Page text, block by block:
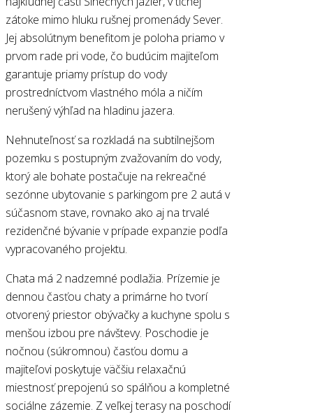
zátoke mimo hluku rušnej promenády Sever.
Jej absolútnym benefitom je poloha priamo v
prvom rade pri vode, čo budúcim majiteľom
garantuje priamy prístup do vody
prostredníctvom vlastného móla a ničím
nerušený výhľad na hladinu jazera.
Nehnuteľnosť sa rozkladá na subtilnejšom
pozemku s postupným zvažovaním do vody,
ktorý ale bohate postačuje na rekreačné
sezónne ubytovanie s parkingom pre 2 autá v
súčasnom stave, rovnako ako aj na trvalé
rezidenčné bývanie v prípade expanzie podľa
vypracovaného projektu.
Chata má 2 nadzemné podlažia. Prízemie je
dennou časťou chaty a primárne ho tvorí
otvorený priestor obývačky a kuchyne spolu s
menšou izbou pre návštevy. Poschodie je
nočnou (súkromnou) časťou domu a
majiteľovi poskytuje väčšiu relaxačnú
miestnosť prepojenú so spálňou a kompletné
sociálne zázemie. Z veľkej terasy na poschodí